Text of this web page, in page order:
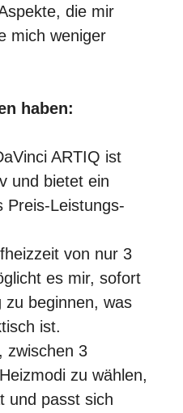
die mir
mich weniger
haben:
ARTIQ ist
und bietet ein
Preis-Leistungs-
von nur 3
es mir, sofort
zu beginnen, was
ist.
zwischen 3
zu wählen,
und passt sich